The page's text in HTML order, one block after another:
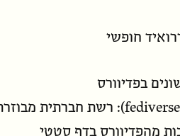
חופשי
בפדיוורס
מהפדיוורס בדף סטטי